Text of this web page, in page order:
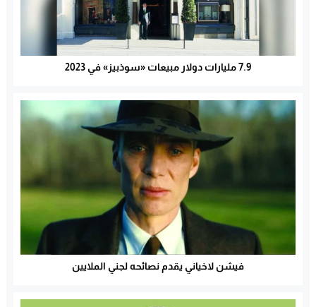
7.9 مليارات دولار مبيعات «سوذبيز» في 2023
فيشن لاخياني يقدم نصائحه لجني الملايين